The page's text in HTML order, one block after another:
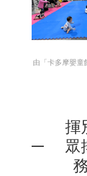
由「卡多摩嬰童
揮
眾